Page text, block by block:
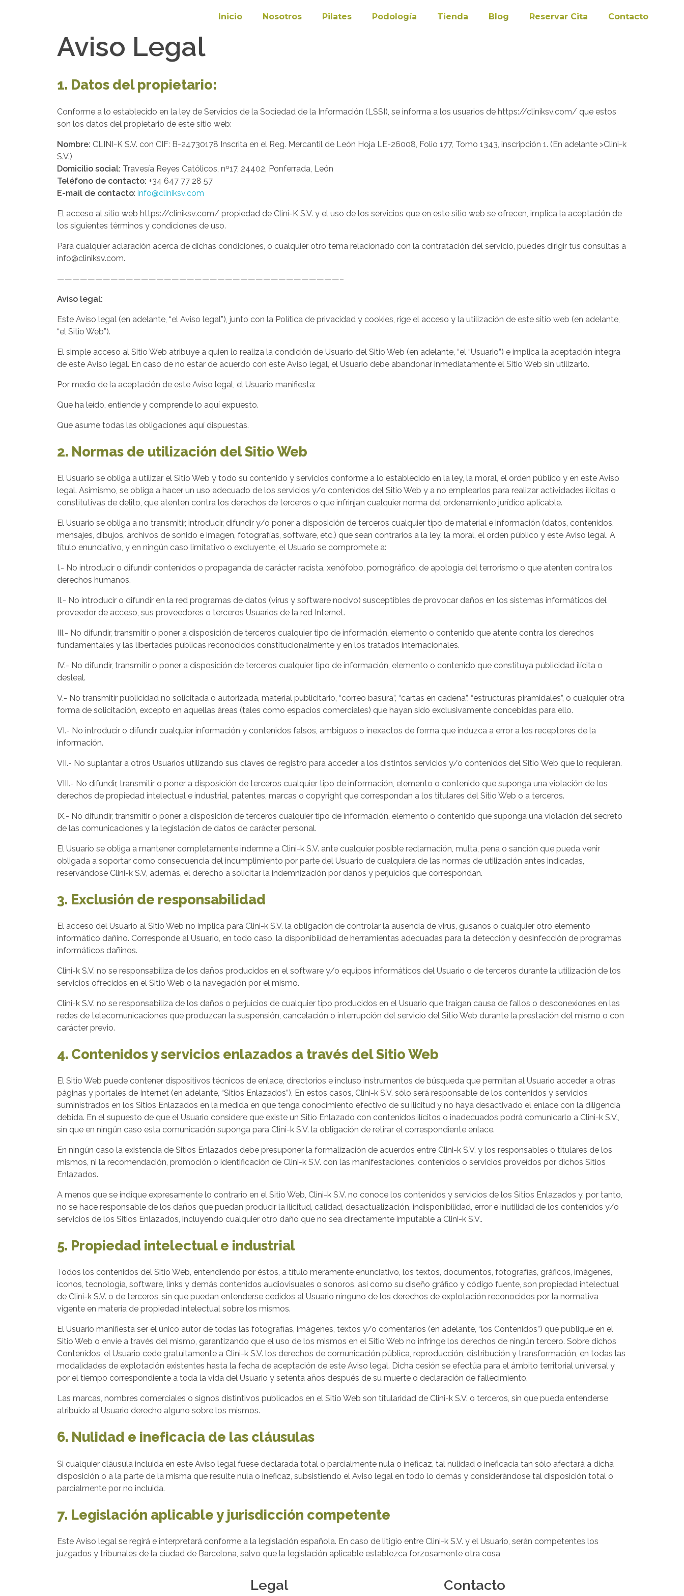
Inicio Nosotros Pilates Podología Tienda Blog Reservar Cita Contacto
Aviso Legal
1. Datos del propietario:
Conforme a lo establecido en la ley de Servicios de la Sociedad de la Información (LSSI), se informa a los usuarios de https://cliniksv.com/ que estos
son los datos del propietario de este sitio web:
Nombre: CLINI-K S.V. con CIF: B-24730178 Inscrita en el Reg. Mercantil de León Hoja LE-26008, Folio 177, Tomo 1343, inscripción 1. (En adelante >Clini-k
S.V.)
Domicilio social: Travesía Reyes Católicos, nº17, 24402, Ponferrada, León
Teléfono de contacto: +34 647 77 28 57
E-mail de contacto: info@cliniksv.com
El acceso al sitio web https://cliniksv.com/ propiedad de Clini-K S.V. y el uso de los servicios que en este sitio web se ofrecen, implica la aceptación de
los siguientes términos y condiciones de uso.
Para cualquier aclaración acerca de dichas condiciones, o cualquier otro tema relacionado con la contratación del servicio, puedes dirigir tus consultas a
info@cliniksv.com.
—————————————————————————————————————–
Aviso legal:
Este Aviso legal (en adelante, “el Aviso legal”), junto con la Política de privacidad y cookies, rige el acceso y la utilización de este sitio web (en adelante,
“el Sitio Web”).
El simple acceso al Sitio Web atribuye a quien lo realiza la condición de Usuario del Sitio Web (en adelante, “el “Usuario”) e implica la aceptación íntegra
de este Aviso legal. En caso de no estar de acuerdo con este Aviso legal, el Usuario debe abandonar inmediatamente el Sitio Web sin utilizarlo.
Por medio de la aceptación de este Aviso legal, el Usuario manifiesta:
Que ha leído, entiende y comprende lo aquí expuesto.
Que asume todas las obligaciones aquí dispuestas.
2. Normas de utilización del Sitio Web
El Usuario se obliga a utilizar el Sitio Web y todo su contenido y servicios conforme a lo establecido en la ley, la moral, el orden público y en este Aviso
legal. Asimismo, se obliga a hacer un uso adecuado de los servicios y/o contenidos del Sitio Web y a no emplearlos para realizar actividades ilícitas o
constitutivas de delito, que atenten contra los derechos de terceros o que infrinjan cualquier norma del ordenamiento jurídico aplicable.
El Usuario se obliga a no transmitir, introducir, difundir y/o poner a disposición de terceros cualquier tipo de material e información (datos, contenidos,
mensajes, dibujos, archivos de sonido e imagen, fotografías, software, etc.) que sean contrarios a la ley, la moral, el orden público y este Aviso legal. A
título enunciativo, y en ningún caso limitativo o excluyente, el Usuario se compromete a:
I.- No introducir o difundir contenidos o propaganda de carácter racista, xenófobo, pornográfico, de apología del terrorismo o que atenten contra los
derechos humanos.
II.- No introducir o difundir en la red programas de datos (virus y software nocivo) susceptibles de provocar daños en los sistemas informáticos del
proveedor de acceso, sus proveedores o terceros Usuarios de la red Internet.
III.- No difundir, transmitir o poner a disposición de terceros cualquier tipo de información, elemento o contenido que atente contra los derechos
fundamentales y las libertades públicas reconocidos constitucionalmente y en los tratados internacionales.
IV.- No difundir, transmitir o poner a disposición de terceros cualquier tipo de información, elemento o contenido que constituya publicidad ilícita o
desleal.
V.- No transmitir publicidad no solicitada o autorizada, material publicitario, “correo basura”, “cartas en cadena”, “estructuras piramidales”, o cualquier otra
forma de solicitación, excepto en aquellas áreas (tales como espacios comerciales) que hayan sido exclusivamente concebidas para ello.
VI.- No introducir o difundir cualquier información y contenidos falsos, ambiguos o inexactos de forma que induzca a error a los receptores de la
información.
VII.- No suplantar a otros Usuarios utilizando sus claves de registro para acceder a los distintos servicios y/o contenidos del Sitio Web que lo requieran.
VIII.- No difundir, transmitir o poner a disposición de terceros cualquier tipo de información, elemento o contenido que suponga una violación de los
derechos de propiedad intelectual e industrial, patentes, marcas o copyright que correspondan a los titulares del Sitio Web o a terceros.
IX.- No difundir, transmitir o poner a disposición de terceros cualquier tipo de información, elemento o contenido que suponga una violación del secreto
de las comunicaciones y la legislación de datos de carácter personal.
El Usuario se obliga a mantener completamente indemne a Clini-k S.V. ante cualquier posible reclamación, multa, pena o sanción que pueda venir
obligada a soportar como consecuencia del incumplimiento por parte del Usuario de cualquiera de las normas de utilización antes indicadas,
reservándose Clini-k S.V, además, el derecho a solicitar la indemnización por daños y perjuicios que correspondan.
3. Exclusión de responsabilidad
El acceso del Usuario al Sitio Web no implica para Clini-k S.V. la obligación de controlar la ausencia de virus, gusanos o cualquier otro elemento
informático dañino. Corresponde al Usuario, en todo caso, la disponibilidad de herramientas adecuadas para la detección y desinfección de programas
informáticos dañinos.
Clini-k S.V. no se responsabiliza de los daños producidos en el software y/o equipos informáticos del Usuario o de terceros durante la utilización de los
servicios ofrecidos en el Sitio Web o la navegación por el mismo.
Clini-k S.V. no se responsabiliza de los daños o perjuicios de cualquier tipo producidos en el Usuario que traigan causa de fallos o desconexiones en las
redes de telecomunicaciones que produzcan la suspensión, cancelación o interrupción del servicio del Sitio Web durante la prestación del mismo o con
carácter previo.
4. Contenidos y servicios enlazados a través del Sitio Web
El Sitio Web puede contener dispositivos técnicos de enlace, directorios e incluso instrumentos de búsqueda que permitan al Usuario acceder a otras
páginas y portales de Internet (en adelante, “Sitios Enlazados”). En estos casos, Clini-k S.V. sólo será responsable de los contenidos y servicios
suministrados en los Sitios Enlazados en la medida en que tenga conocimiento efectivo de su ilicitud y no haya desactivado el enlace con la diligencia
debida. En el supuesto de que el Usuario considere que existe un Sitio Enlazado con contenidos ilícitos o inadecuados podrá comunicarlo a Clini-k S.V.,
sin que en ningún caso esta comunicación suponga para Clini-k S.V. la obligación de retirar el correspondiente enlace.
En ningún caso la existencia de Sitios Enlazados debe presuponer la formalización de acuerdos entre Clini-k S.V. y los responsables o titulares de los
mismos, ni la recomendación, promoción o identificación de Clini-k S.V. con las manifestaciones, contenidos o servicios proveídos por dichos Sitios
Enlazados.
A menos que se indique expresamente lo contrario en el Sitio Web, Clini-k S.V. no conoce los contenidos y servicios de los Sitios Enlazados y, por tanto,
no se hace responsable de los daños que puedan producir la ilicitud, calidad, desactualización, indisponibilidad, error e inutilidad de los contenidos y/o
servicios de los Sitios Enlazados, incluyendo cualquier otro daño que no sea directamente imputable a Clini-k S.V..
5. Propiedad intelectual e industrial
Todos los contenidos del Sitio Web, entendiendo por éstos, a título meramente enunciativo, los textos, documentos, fotografías, gráficos, imágenes,
iconos, tecnología, software, links y demás contenidos audiovisuales o sonoros, así como su diseño gráfico y código fuente, son propiedad intelectual
de Clini-k S.V. o de terceros, sin que puedan entenderse cedidos al Usuario ninguno de los derechos de explotación reconocidos por la normativa
vigente en materia de propiedad intelectual sobre los mismos.
El Usuario manifiesta ser el único autor de todas las fotografías, imágenes, textos y/o comentarios (en adelante, “los Contenidos”) que publique en el
Sitio Web o envíe a través del mismo, garantizando que el uso de los mismos en el Sitio Web no infringe los derechos de ningún tercero. Sobre dichos
Contenidos, el Usuario cede gratuitamente a Clini-k S.V. los derechos de comunicación pública, reproducción, distribución y transformación, en todas las
modalidades de explotación existentes hasta la fecha de aceptación de este Aviso legal. Dicha cesión se efectúa para el ámbito territorial universal y
por el tiempo correspondiente a toda la vida del Usuario y setenta años después de su muerte o declaración de fallecimiento.
Las marcas, nombres comerciales o signos distintivos publicados en el Sitio Web son titularidad de Clini-k S.V. o terceros, sin que pueda entenderse
atribuido al Usuario derecho alguno sobre los mismos.
6. Nulidad e ineficacia de las cláusulas
Si cualquier cláusula incluida en este Aviso legal fuese declarada total o parcialmente nula o ineficaz, tal nulidad o ineficacia tan sólo afectará a dicha
disposición o a la parte de la misma que resulte nula o ineficaz, subsistiendo el Aviso legal en todo lo demás y considerándose tal disposición total o
parcialmente por no incluida.
7. Legislación aplicable y jurisdicción competente
Este Aviso legal se regirá e interpretará conforme a la legislación española. En caso de litigio entre Clini-k S.V. y el Usuario, serán competentes los
juzgados y tribunales de la ciudad de Barcelona, salvo que la legislación aplicable establezca forzosamente otra cosa
Legal Contacto